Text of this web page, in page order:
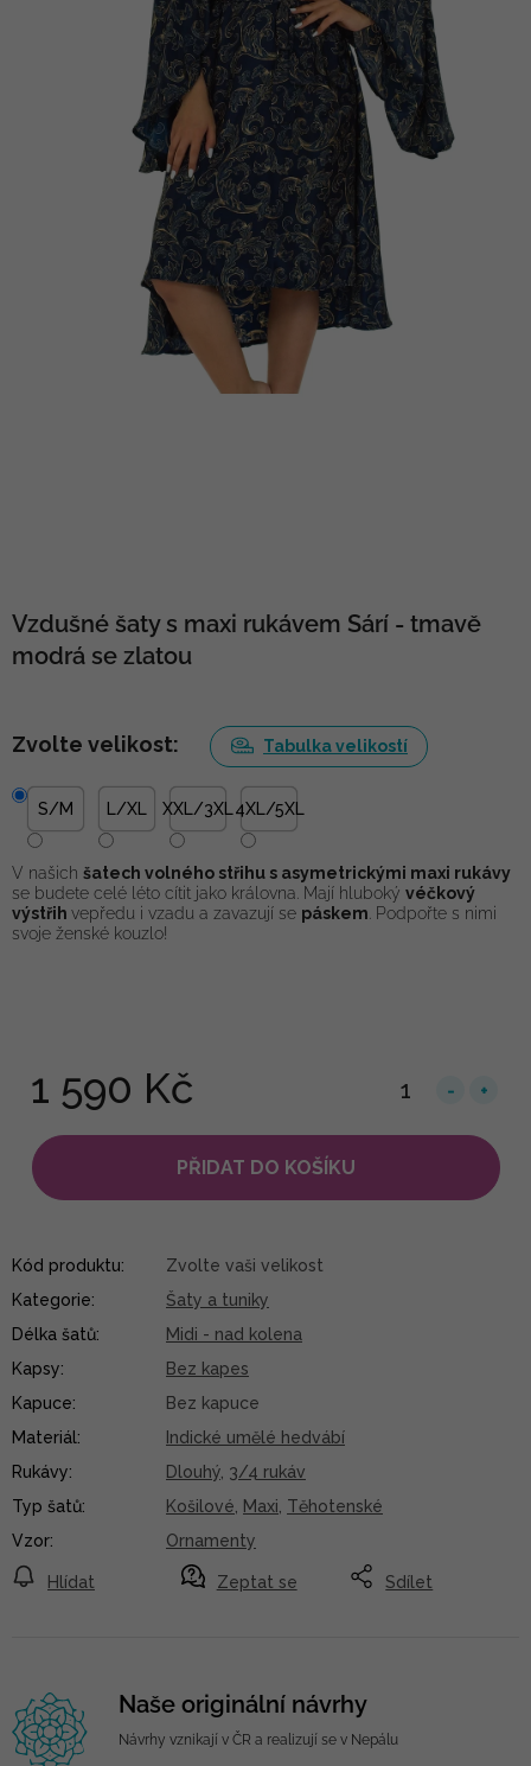
Vzdušné šaty s maxi rukávem Sárí - tmavě
modrá se zlatou
1 590 Kč
PŘIDAT DO KOŠÍKU
Zvolte velikost: Tabulka velikostí
S/M L/XL XXL/3XL 4XL/5XL
V našich šatech volného střihu s asymetrickými maxi rukávy
se budete celé léto cítit jako královna. Mají hluboký véčkový
výstřih vepředu i vzadu a zavazují se páskem . Podpořte s nimi
svoje ženské kouzlo!
Zeptat se
Hlídat Sdílet
Kód produktu:
Zvolte vaši velikost
Kategorie:
Šaty a tuniky
Délka šatů:
Midi - nad kolena
Kapsy:
Bez kapes
Kapuce:
Bez kapuce
Materiál:
Indické umělé hedvábí
Rukávy: Dlouhý 3/4 rukáv
Typ šatů: Košilové Maxi Těhotenské
Vzor: Ornamenty
Naše originální návrhy
Návrhy vznikají v ČR a realizují se v Nepálu